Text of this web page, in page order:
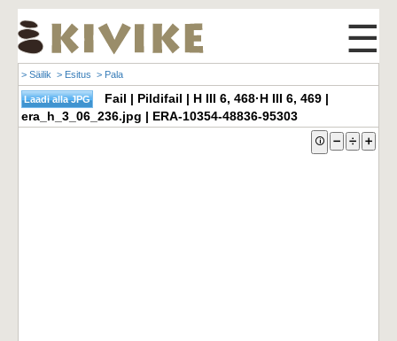
☰
> Säilik > Esitus > Pala
Fail | Pildifail | H III 6, 468·H III 6, 469 |
era_h_3_06_236.jpg | ERA-10354-48836-95303